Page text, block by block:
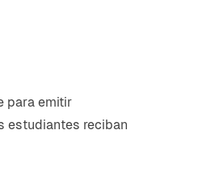
para emitir
estudiantes reciban